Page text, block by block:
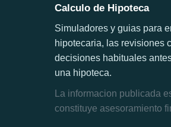
Calculo de Hipoteca
Simuladores y guias para
hipotecaria, las revisiones
decisiones habituales
una hipoteca.
La informacion publicada
constituye asesoramiento